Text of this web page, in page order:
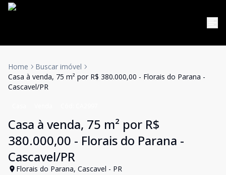
Home
Buscar imóvel
Casa à venda, 75 m² por R$ 380.000,00 - Florais do Parana -
Cascavel/PR
Casa à venda, 75 m² por R$
380.000,00 - Florais do Parana -
Cascavel/PR
Florais do Parana, Cascavel - PR